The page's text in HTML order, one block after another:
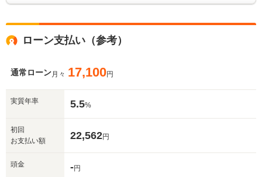
ローン支払い（参考）
通常ローン月々 17,100円
実質年率 5.5%
初回
お支払い額
22,562円
頭金 -円